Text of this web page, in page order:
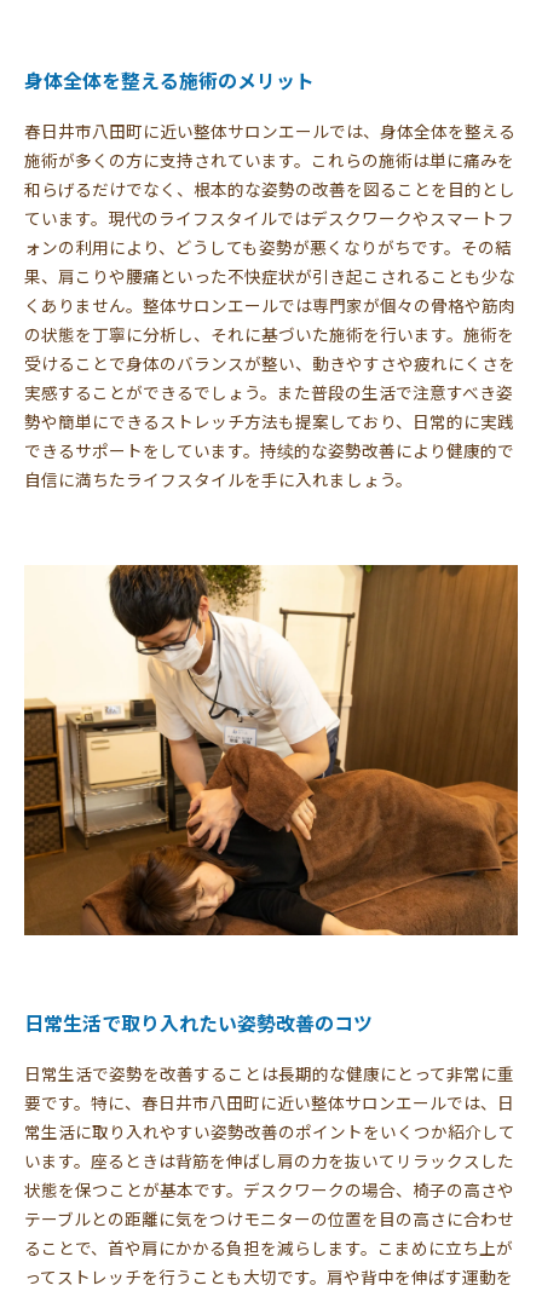
身体全体を整える施術のメリット
春日井市八田町に近い整体サロンエールでは、身体全体を整える
施術が多くの方に支持されています。これらの施術は単に痛みを
和らげるだけでなく、根本的な姿勢の改善を図ることを目的とし
ています。現代のライフスタイルではデスクワークやスマートフ
ォンの利用により、どうしても姿勢が悪くなりがちです。その結
果、肩こりや腰痛といった不快症状が引き起こされることも少な
くありません。整体サロンエールでは専門家が個々の骨格や筋肉
の状態を丁寧に分析し、それに基づいた施術を行います。施術を
受けることで身体のバランスが整い、動きやすさや疲れにくさを
実感することができるでしょう。また普段の生活で注意すべき姿
勢や簡単にできるストレッチ方法も提案しており、日常的に実践
できるサポートをしています。持续的な姿勢改善により健康的で
自信に満ちたライフスタイルを手に入れましょう。
日常生活で取り入れたい姿勢改善のコツ
日常生活で姿勢を改善することは長期的な健康にとって非常に重
要です。特に、春日井市八田町に近い整体サロンエールでは、日
常生活に取り入れやすい姿勢改善のポイントをいくつか紹介して
います。座るときは背筋を伸ばし肩の力を抜いてリラックスした
状態を保つことが基本です。デスクワークの場合、椅子の高さや
テーブルとの距離に気をつけモニターの位置を目の高さに合わせ
ることで、首や肩にかかる負担を減らします。こまめに立ち上が
ってストレッチを行うことも大切です。肩や背中を伸ばす運動を